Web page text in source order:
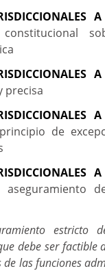
constitucional
precisa
de
aseguramiento
estricto
debe ser factible
las funciones